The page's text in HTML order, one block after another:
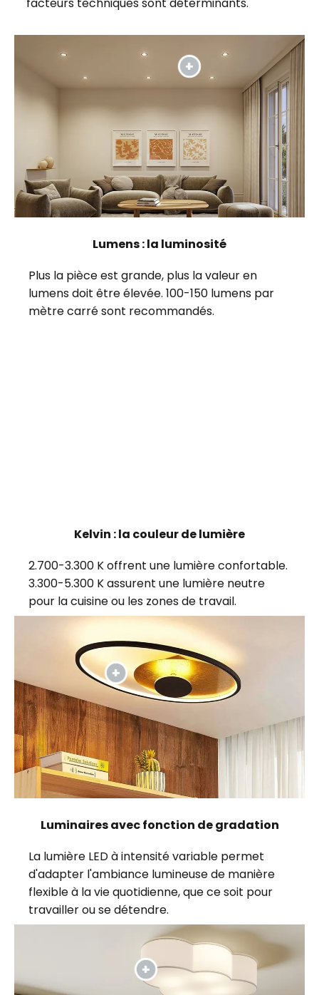
Lumens : la luminosité
Plus la pièce est grande, plus la valeur en
lumens doit être élevée. 100-150 lumens par
mètre carré sont recommandés.
Kelvin : la couleur de lumière
2.700-3.300 K offrent une lumière confortable.
3.300-5.300 K assurent une lumière neutre
pour la cuisine ou les zones de travail.
Luminaires avec fonction de gradation
La lumière LED à intensité variable permet
d'adapter l'ambiance lumineuse de manière
flexible à la vie quotidienne, que ce soit pour
travailler ou se détendre.